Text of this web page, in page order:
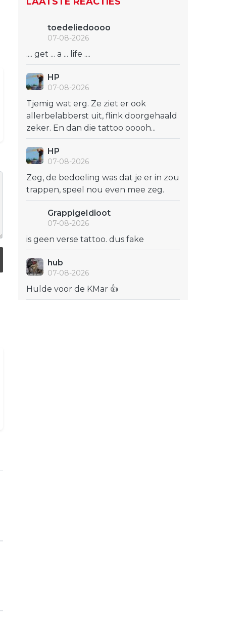
toedeliedoooo
07-08-2026
.... get ... a ... life ....
HP
07-08-2026
Tjemig wat erg. Ze ziet er ook
allerbelabberst uit, flink doorgehaald
zeker. En dan die tattoo ooooh...
HP
07-08-2026
Zeg, de bedoeling was dat je er in zou
trappen, speel nou even mee zeg.
GrappigeIdioot
07-08-2026
is geen verse tattoo. dus fake
hub
07-08-2026
Hulde voor de KMar 👍